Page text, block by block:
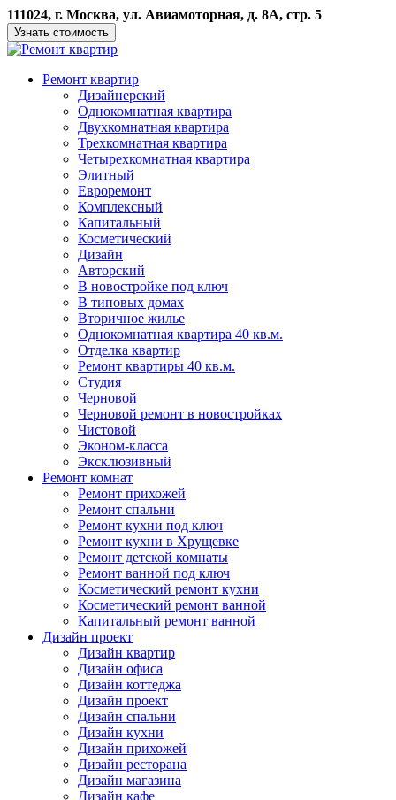
111024, г. Москва, ул. Авиамоторная, д. 8А, стр. 5
Узнать стоимость
Ремонт квартир
Дизайнерский
Однокомнатная квартира
Двухкомнатная квартира
Трехкомнатная квартира
Четырехкомнатная квартира
Элитный
Евроремонт
Комплексный
Капитальный
Косметический
Дизайн
Авторский
В новостройке под ключ
В типовых домах
Вторичное жилье
Однокомнатная квартира 40 кв.м.
Отделка квартир
Ремонт квартиры 40 кв.м.
Студия
Черновой
Черновой ремонт в новостройках
Чистовой
Эконом-класса
Эксклюзивный
Ремонт комнат
Ремонт прихожей
Ремонт спальни
Ремонт кухни под ключ
Ремонт кухни в Хрущевке
Ремонт детской комнаты
Ремонт ванной под ключ
Косметический ремонт кухни
Косметический ремонт ванной
Капитальный ремонт ванной
Дизайн проект
Дизайн квартир
Дизайн офиса
Дизайн коттеджа
Дизайн проект
Дизайн спальни
Дизайн кухни
Дизайн прихожей
Дизайн ресторана
Дизайн магазина
Дизайн кафе